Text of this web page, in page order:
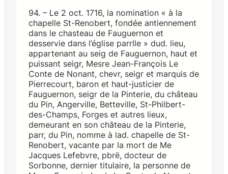
94. – Le 2 oct. 1716, la nomination « à la
chapelle St-Renobert, fondée antiennement
dans le chasteau de Fauguernon et
desservie dans l’église parrlle » dud. lieu,
appartenant au seig de Fauguernon, haut et
puissant seigr, Mesre Jean-François Le
Conte de Nonant, chevr, seigr et marquis de
Pierrecourt, baron et haut-justicier de
Fauguernon, seigr de la Pinterie, du château
du Pin, Angerville, Betteville, St-Philbert-
des-Champs, Forges et autres lieux,
demeurant en son château de la Pinterie,
parr, du Pin, nomme à lad. chapelle de St-
Renobert, vacante par la mort de Me
Jacques Lefebvre, pbrë, docteur de
Sorbonne, dernier titulaire, la personne de